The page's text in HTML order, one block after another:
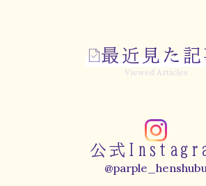
最近見た記
Viewed Articles
公式
@parple_henshubu